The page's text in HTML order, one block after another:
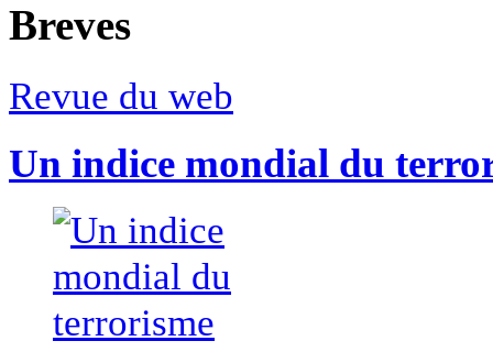
Breves
Revue du web
Un indice mondial du